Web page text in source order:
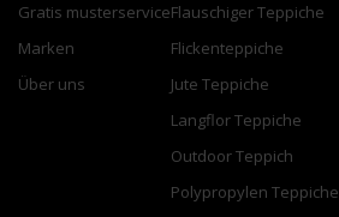
Gratis musterservice
Marken
Über uns
Flauschiger Teppiche
Flickenteppiche
Jute Teppiche
Langflor Teppiche
Outdoor Teppich
Polypropylen Teppiche